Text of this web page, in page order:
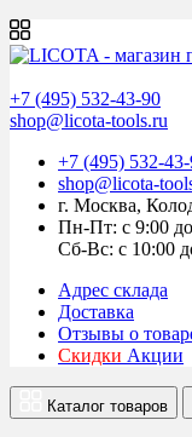
+7 (495) 532-43-90
shop@licota-tools.ru
+7 (495) 532-
shop@licota-
г. Москва,
Пн-Пт: с 9:00
Сб-Вс: с 10:00
Адрес склада
Доставка
Отзывы о
Скидки Акции
Каталог товаров